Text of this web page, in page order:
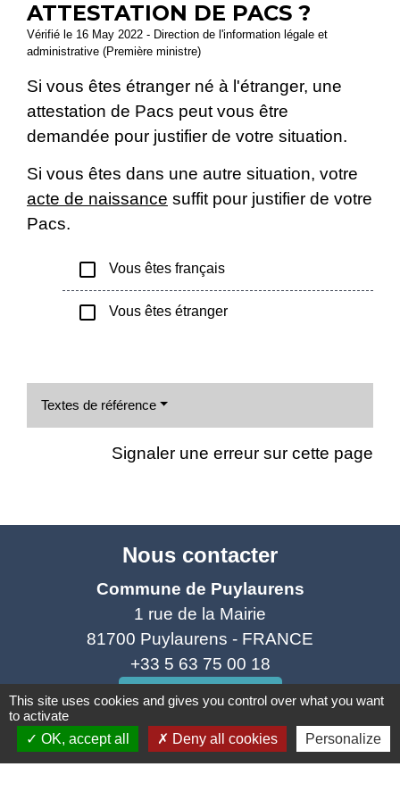
ATTESTATION DE PACS ?
Vérifié le 16 May 2022 - Direction de l'information légale et
administrative (Première ministre)
Si vous êtes étranger né à l'étranger, une
attestation de Pacs peut vous être
demandée pour justifier de votre situation.
Si vous êtes dans une autre situation, votre
acte de naissance suffit pour justifier de votre
Pacs.
check_box_outline_blank Vous êtes français
check_box_outline_blank Vous êtes étranger
Textes de référence
Signaler une erreur sur cette page
Nous contacter
Commune de Puylaurens
1 rue de la Mairie
81700 Puylaurens - FRANCE
+33 5 63 75 00 18
Contact par formulaire
This site uses cookies and gives you control over what you want
to activate
OK, accept all
Deny all cookies Personalize